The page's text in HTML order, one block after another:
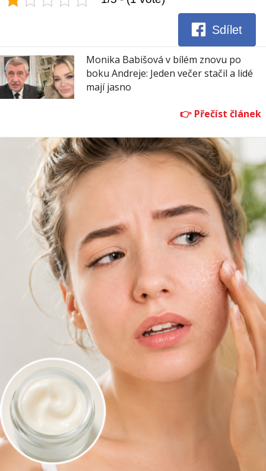
Sdílet
Monika Babišová v bílém znovu po
boku Andreje: Jeden večer stačil a lidé
mají jasno